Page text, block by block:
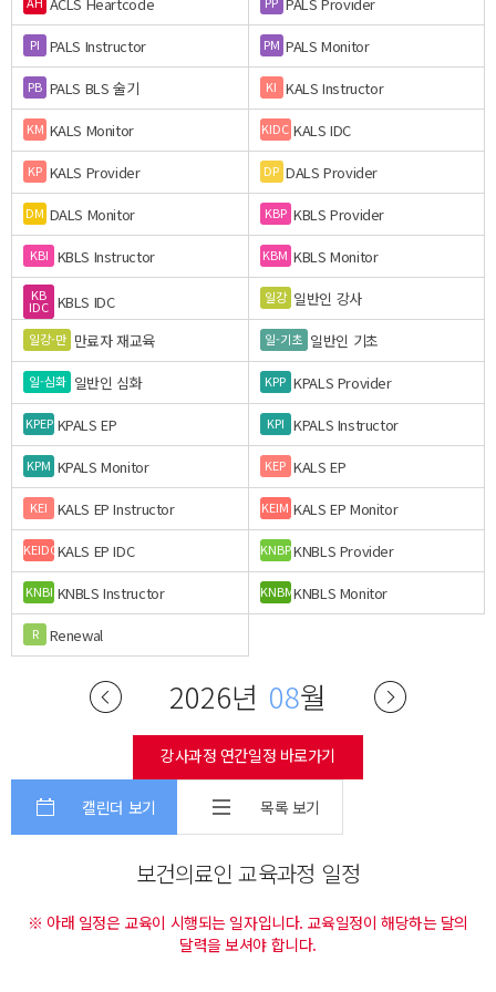
PI PALS Instructor PM PALS Monitor
PB PALS BLS 술기 KI KALS Instructor
KM KALS Monitor KIDC KALS IDC
KP KALS Provider DP DALS Provider
DM DALS Monitor KBP KBLS Provider
KBI KBLS Instructor KBM KBLS Monitor
KB
IDC KBLS IDC 일강 일반인 강사
일강-만 만료자 재교육 일-기초 일반인 기초
일-심화 일반인 심화 KPP KPALS Provider
KPEP KPALS EP KPI KPALS Instructor
KPM KPALS Monitor KEP KALS EP
KEI KALS EP Instructor KEIM KALS EP Monitor
KEIDCKALS EP IDC KNBPKNBLS Provider
KNBI KNBLS Instructor KNBMKNBLS Monitor
R Renewal
2026년 08월
강사과정 연간일정 바로가기
캘린더 보기 목록 보기
보건의료인 교육과정 일정
※ 아래 일정은 교육이 시행되는 일자입니다. 교육일정이 해당하는 달의
달력을 보셔야 합니다.